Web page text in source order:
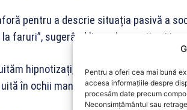
Pentru a oferi cea mai bună
accesa informațiile despre
procesăm date precum
Neconsimțământul sau
pentru a descrie situația pasivă a
faruri”, sugerând lipsa de reacție și
hipnotizați, noi suntem precum
în ochii mangustei”.